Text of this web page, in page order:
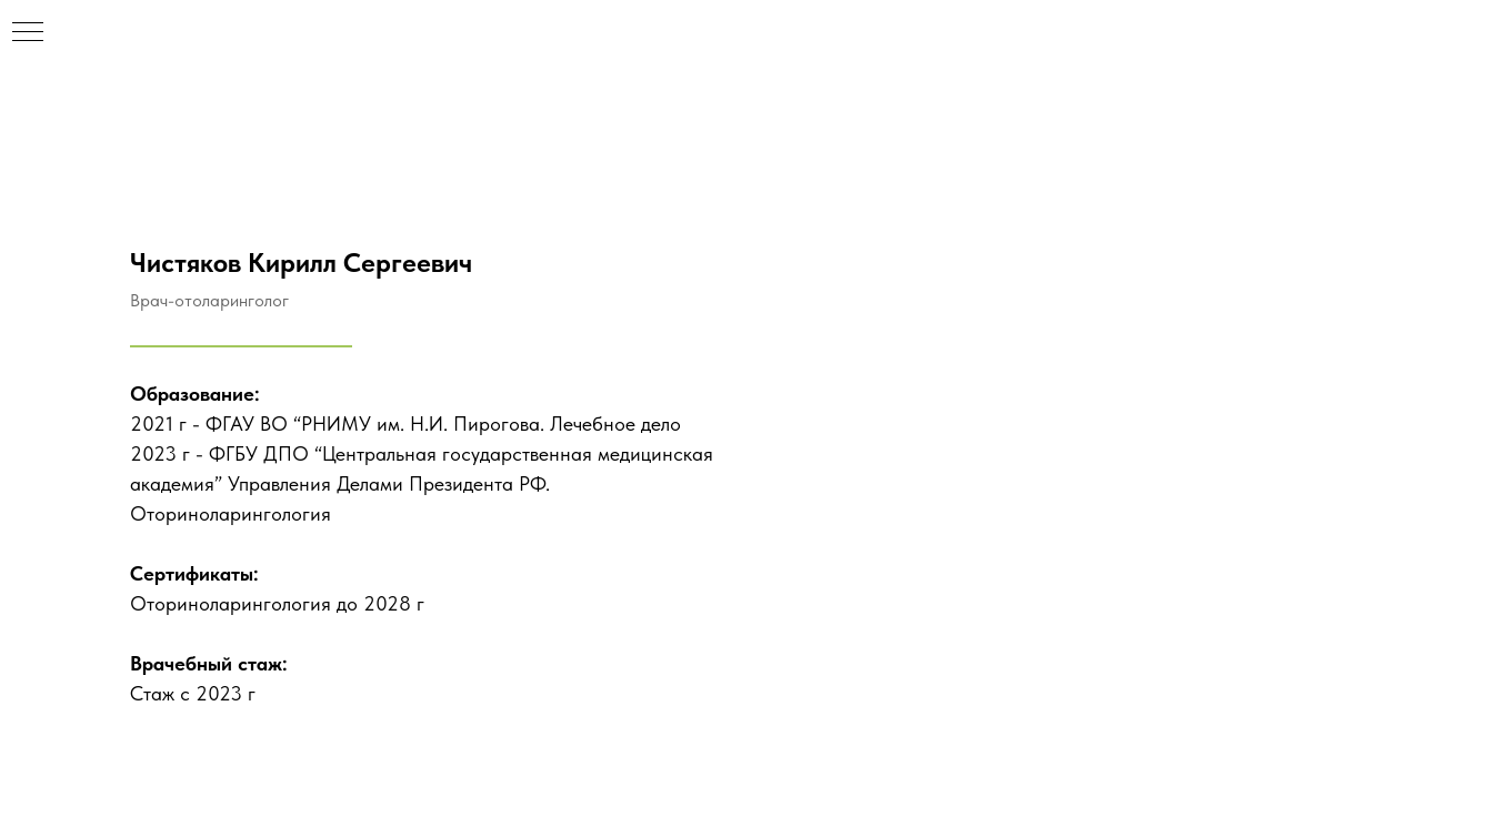
Чистяков Кирилл Сергеевич
Врач-отоларинголог
Образование:
2021 г - ФГАУ ВО “РНИМУ им. Н.И. Пирогова. Лечебное дело
2023 г - ФГБУ ДПО “Центральная государственная медицинская
академия” Управления Делами Президента РФ.
Оториноларингология
Сертификаты:
Оториноларингология до 2028 г
Врачебный стаж:
Стаж с 2023 г